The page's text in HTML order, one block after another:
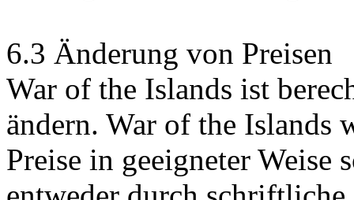
6.3 Änderung von Preisen
War of the Islands ist
ändern. War of the Islands
Preise in geeigneter